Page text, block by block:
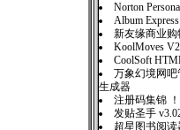
Norton
Album
新友缘商业
KoolMoves
CoolSoft
万象幻境网吧
生成器
注册码集锦
发贴圣手
超星图书阅读